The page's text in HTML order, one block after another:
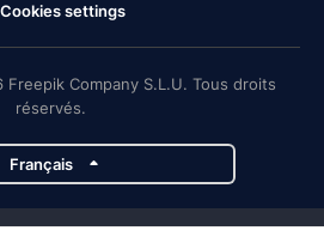
Cookies settings
Company S.L.U. Tous droits
réservés.
Français